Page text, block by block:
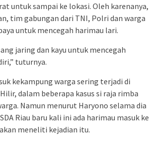
untuk sampai ke lokasi. Oleh karenanya,
tim gabungan dari TNI, Polri dan warga
untuk mencegah harimau lari.
jaring dan kayu untuk mencegah
tuturnya.
kekampung warga sering terjadi di
dalam beberapa kasus si raja rimba
Namun menurut Haryono selama dia
Riau baru kali ini ada harimau masuk ke
akan meneliti kejadian itu.